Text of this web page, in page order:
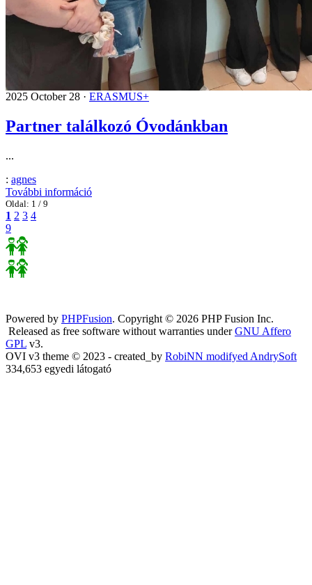
2025 October 28 · ERASMUS+
Partner találkozó Óvodánkban
...
: agnes
További információ
Oldal: 1 / 9
1 2 3 4
9
Powered by PHPFusion. Copyright © 2026 PHP Fusion Inc.
Released as free software without warranties underGNU Affero
GPL v3.
OVI v3 theme © 2023 - created_by RobiNN modifyed AndrySoft
334,653 egyedi látogató